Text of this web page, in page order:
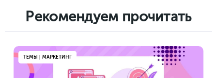
Рекомендуем прочитать
ТЕМЫ | МАРКЕТИНГ